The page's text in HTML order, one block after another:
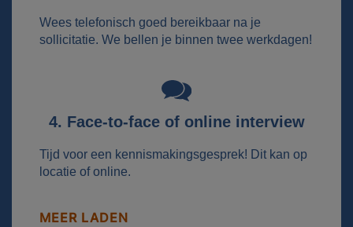
Wees telefonisch goed bereikbaar na je
sollicitatie. We bellen je binnen twee werkdagen!
4. Face-to-face of online interview
Tijd voor een kennismakingsgesprek! Dit kan op
locatie of online.
MEER LADEN